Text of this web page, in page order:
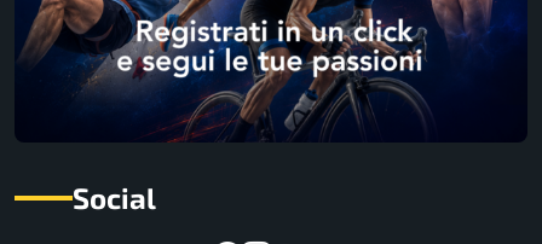
Social